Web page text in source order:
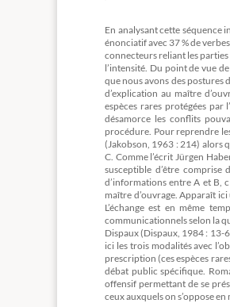
En analysant cette séquence
énonciatif avec 37 % de
connecteurs reliant les
l’intensité. Du point de vue
que nous avons des postures
d’explication au maître
espèces rares protégées
désamorce les conflits
procédure. Pour reprendre
(Jakobson, 1963 : 214) alors
C. Comme l’écrit Jürgen
susceptible d’être
d’informations entre A et B,
maître d’ouvrage. Apparaît
L’échange est en même
communicationnels selon la
Dispaux (Dispaux, 1984 : 13-
ici les trois modalités avec
prescription (ces espèces
débat public spécifique.
offensif permettant de se
ceux auxquels on s’oppose